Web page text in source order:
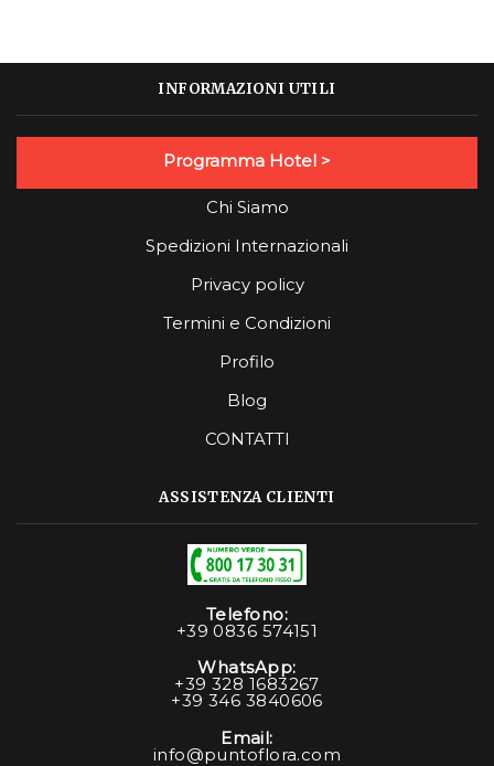
INFORMAZIONI UTILI
Programma Hotel >
Chi Siamo
Spedizioni Internazionali
Privacy policy
Termini e Condizioni
Profilo
Blog
CONTATTI
ASSISTENZA CLIENTI
Telefono:
+39 0836 574151
WhatsApp:
+39 328 1683267
+39 346 3840606
Email:
info@puntoflora.com